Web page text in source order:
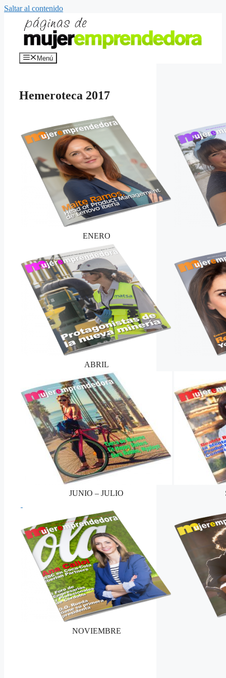
Saltar al contenido
Menú
Hemeroteca 2017
ENERO
ABRIL
JUNIO – JULIO
NOVIEMBRE